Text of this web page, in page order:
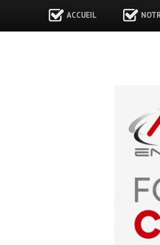
ACCUEIL